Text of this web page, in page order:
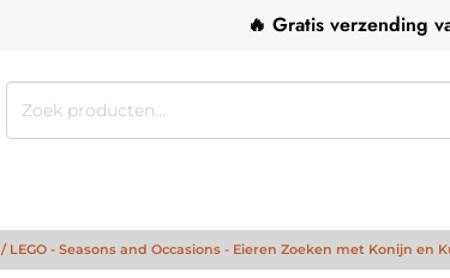
🔥 Gratis verzending
Zoeken
/ LEGO - Seasons and Occasions - Eieren Zoeken met Konijn en